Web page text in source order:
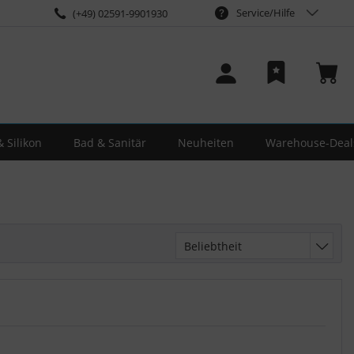
(+49) 02591-9901930 Service/Hilfe
Silikon Bad & Sanitär Neuheiten Warehouse-